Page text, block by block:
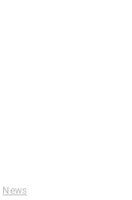
News